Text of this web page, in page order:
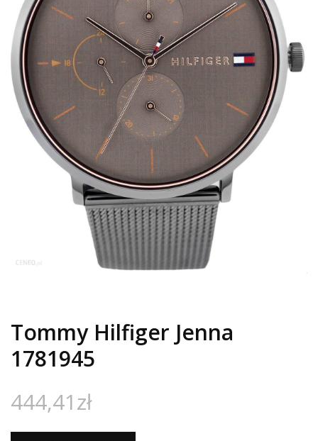
Tommy Hilfiger Jenna
1781945
444,41zł